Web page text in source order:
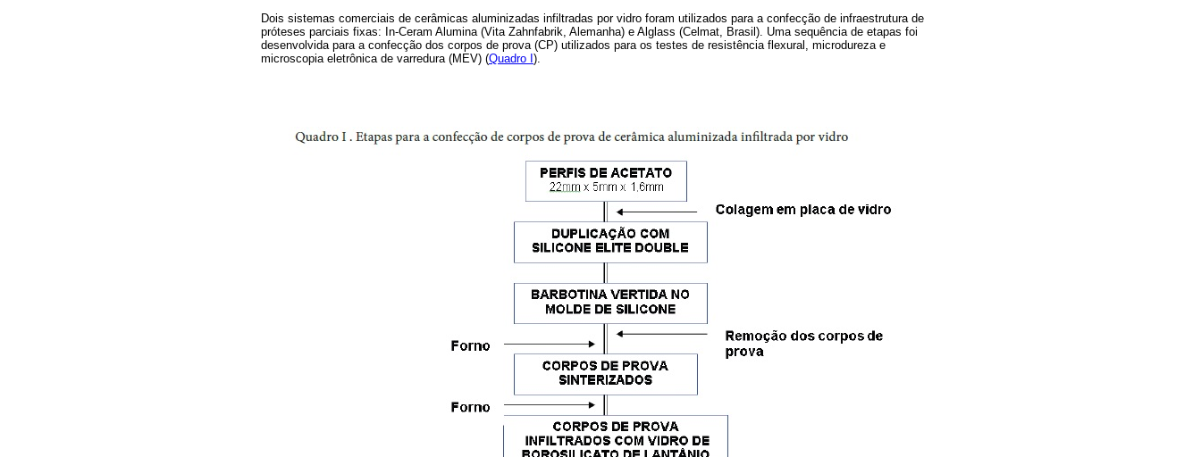
Dois sistemas comerciais de cerâmicas aluminizadas infiltradas por vidro foram utilizados para a confecção de infraestrutura de
próteses parciais fixas: In-Ceram Alumina (Vita Zahnfabrik, Alemanha) e Alglass (Celmat, Brasil). Uma sequência de etapas foi
desenvolvida para a confecção dos corpos de prova (CP) utilizados para os testes de resistência flexural, microdureza e
microscopia eletrônica de varredura (MEV) (Quadro I).